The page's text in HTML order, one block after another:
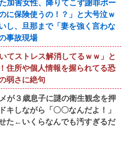
加害女性、降りてこず謝罪ポー
に保険使うの！？」と大号泣ｗ
し、旦那まで「妻を強く言わな
事故現場
てストレス解消してるｗｗ」と
住所や個人情報を握られてる恐
弱さに絶句
が３歳息子に謎の衛生観念を押
キしながら「〇〇なんだよ！」
た←いくらなんでも汚すぎるだ